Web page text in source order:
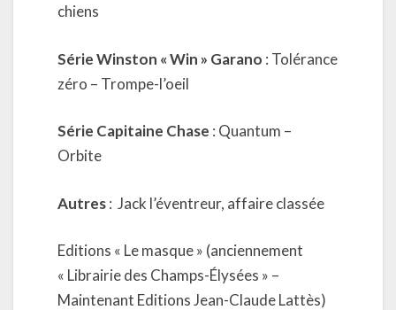
chiens
Série Winston « Win » Garano : Tolérance
zéro – Trompe-l’oeil
Série Capitaine Chase : Quantum –
Orbite
Autres: Jack l’éventreur, affaire classée
Editions « Le masque » (anciennement
« Librairie des Champs-Élysées » –
Maintenant Editions Jean-Claude Lattès)